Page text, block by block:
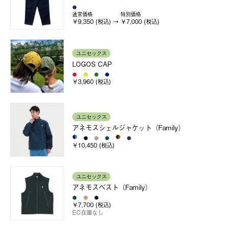
通常価格
￥9,350 (税込)
特別価格
￥7,000 (税込)
ユニセックス
LOGOS CAP
￥3,960 (税込)
ユニセックス
アネモスシェルジャケット（Family）
￥10,450 (税込)
ユニセックス
アネモスベスト（Family）
￥7,700 (税込)
EC在庫なし